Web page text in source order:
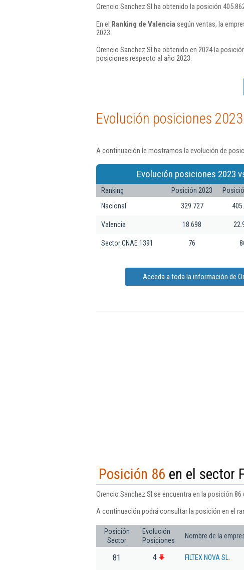
Orencio Sanchez Sl ha obtenido la posición
En el Ranking de Valencia según ventas, la
2023.
Orencio Sanchez Sl ha obtenido en 2024 la
posiciones respecto al año 2023.
Evolución posiciones
A continuación le mostramos la evolución de
Evolución posiciones 2023
Ranking Posición 2023
Nacional
329.727
Valencia 18.698
Sector CNAE 1391 76
Acceda a toda la información de
Posición 86 en el sector
Orencio Sanchez Sl se encuentra en la posición
A continuación podrá consultar la posición en el
Posición
Sector
Evolución
Posiciones
Nombre de la
81 4 FILTEX NOVA SL.